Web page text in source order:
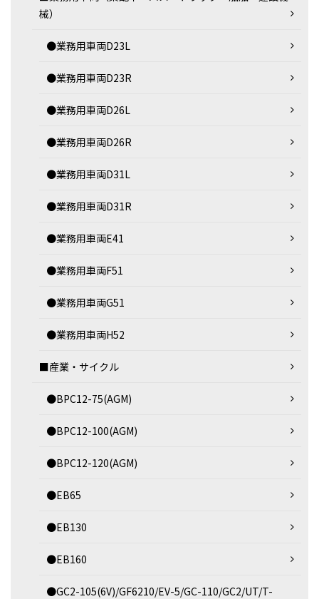
械）
●業務用車両D23L
●業務用車両D23R
●業務用車両D26L
●業務用車両D26R
●業務用車両D31L
●業務用車両D31R
●業務用車両E41
●業務用車両F51
●業務用車両G51
●業務用車両H52
■産業・サイクル
●BPC12-75(AGM)
●BPC12-100(AGM)
●BPC12-120(AGM)
●EB65
●EB130
●EB160
●GC2-105(6V)/GF6210/EV-5/GC-110/GC2/UT/T-